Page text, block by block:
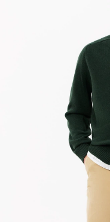
МЫ